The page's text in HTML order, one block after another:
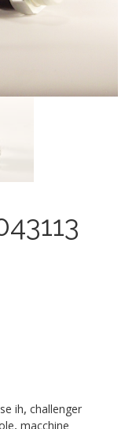
ih, challenger
, macchine